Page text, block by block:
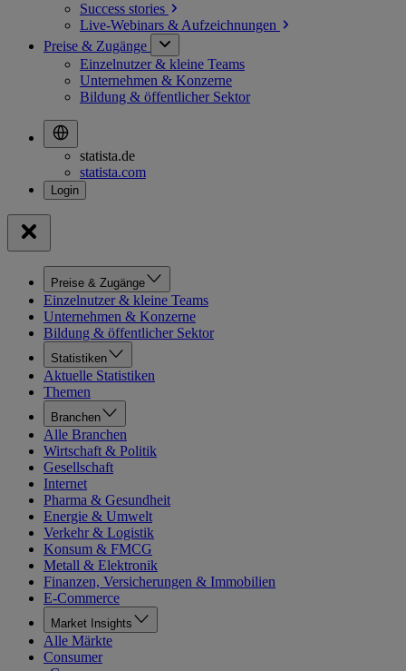
Success stories
Live-Webinars & Aufzeichnungen
Preise & Zugänge
Einzelnutzer & kleine Teams
Unternehmen & Konzerne
Bildung & öffentlicher Sektor
statista.de
statista.com
Preise & Zugänge
Einzelnutzer & kleine Teams
Unternehmen & Konzerne
Bildung & öffentlicher Sektor
Statistiken
Aktuelle Statistiken
Themen
Branchen
Alle Branchen
Wirtschaft & Politik
Gesellschaft
Internet
Pharma & Gesundheit
Energie & Umwelt
Verkehr & Logistik
Konsum & FMCG
Metall & Elektronik
Finanzen, Versicherungen & Immobilien
E-Commerce
Market Insights
Alle Märkte
Consumer